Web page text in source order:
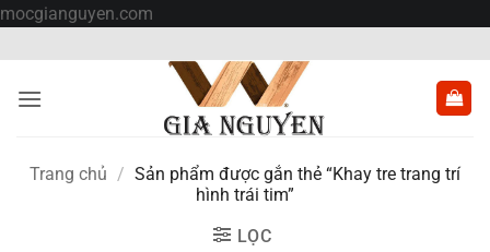
mocgianguyen.com
nội
dung
Trang chủ / Sản phẩm được gắn thẻ “Khay tre trang trí
hình trái tim”
LỌC